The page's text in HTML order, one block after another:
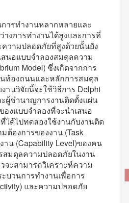
ารทำงานหลากหลายและ
งการทำงานได้สูงและการที่
วามปลอดภัยที่สูงด้วยนั้นยัง
สนอแบบจำลองสมดุลความ
Model) ซึ่งเกิดจากการ
ท้องถนนและหลักการสมดุล
นวิจัยนี้จะใช้วิธีการ Delphi
ผู้ชำนาญการงานติดตั้งแผ่น
งแบบจำลองที่จะนำเสนอ
ได้ไปทดลองใช้งานกับงานติด
ต้องการของงาน (Task
น (Capability Level)ของคน
สมดุลความปลอดภัยในงาน
จะสามารถวิเคราะห์ความ
บวนการทำงานเพื่อการ
และความปลอดภัย